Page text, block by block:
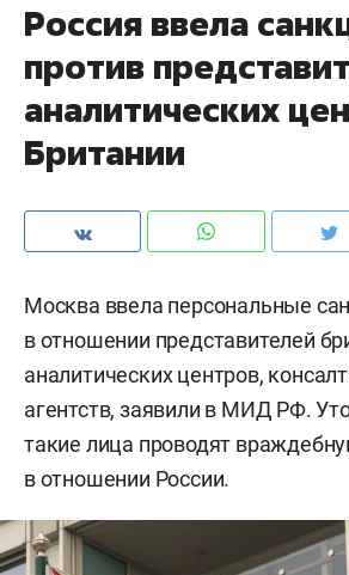
Россия ввела
против
аналитических
Британии
Москва ввела персональные
в отношении представителей
аналитических центров,
агентств, заявили в МИД РФ.
такие лица проводят
в отношении России.